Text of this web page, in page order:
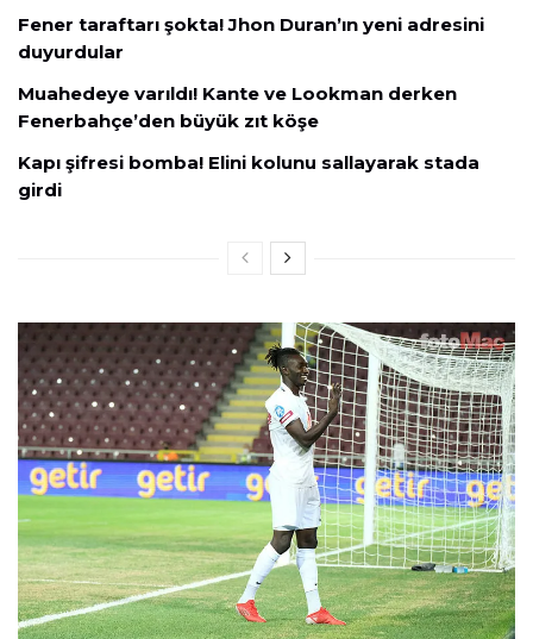
Fener taraftarı şokta! Jhon Duran’ın yeni adresini
duyurdular
Muahedeye varıldı! Kante ve Lookman derken
Fenerbahçe’den büyük zıt köşe
Kapı şifresi bomba! Elini kolunu sallayarak stada
girdi